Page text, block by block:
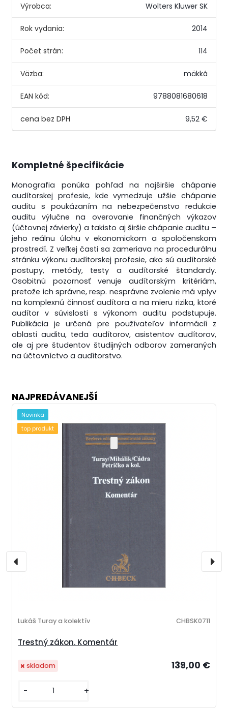
Výrobca: Wolters Kluwer SK
Rok vydania: 2014
Počet strán: 114
Väzba: mäkká
EAN kód: 9788081680618
9,52 €
Kompletné špecifikácie
Monografia ponúka pohľad na najširšie chápanie
audítorskej profesie, kde vymedzuje užšie chápanie
auditu s poukázaním na nebezpečenstvo redukcie
auditu výlučne na overovanie finančných výkazov
(účtovnej závierky) a takisto aj širšie chápanie auditu –
jeho reálnu úlohu v ekonomickom a spoločenskom
prostredí. Z veľkej časti sa zameriava na procedurálnu
stránku výkonu audítorskej profesie, ako sú audítorské
postupy, metódy, testy a audítorské štandardy.
Osobitnú pozornosť venuje audítorským kritériám,
pretože ich správne, resp. nesprávne zvolenie má vplyv
na komplexnú činnosť audítora a na mieru rizika, ktoré
audítor v súvislosti s výkonom auditu podstupuje.
Publikácia je určená pre používateľov informácií z
oblasti auditu, teda audítorov, asistentov audítorov,
ale aj pre študentov študijných odborov zameraných
na účtovníctvo a audítorstvo.
NAJPREDÁVANEJŠÍ
Trestný zákon. Komentár
Lukáš Turay a kolektív CHBSK0711
139,00 €
- +
skladom
Novinka
top produkt